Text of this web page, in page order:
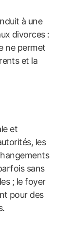
à une
divorces :
ne permet
et la
et
les
sans
; le foyer
pour des